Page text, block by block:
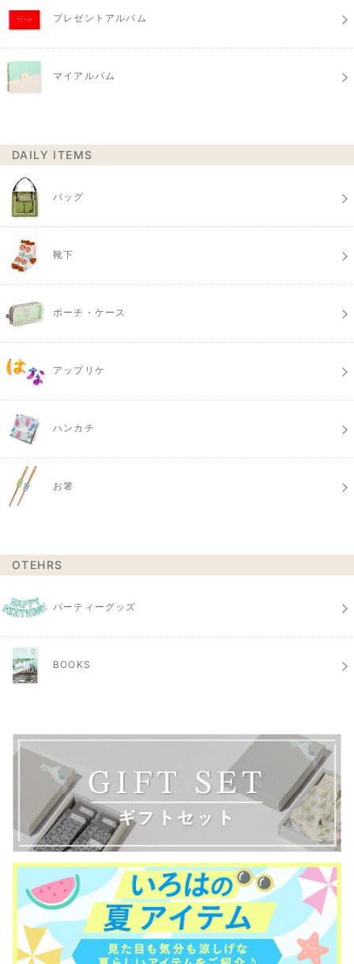
プレゼントアルバム
マイアルバム
DAILY ITEMS
バッグ
靴下
ポーチ・ケース
アップリケ
ハンカチ
お箸
OTEHRS
パーティーグッズ
BOOKS